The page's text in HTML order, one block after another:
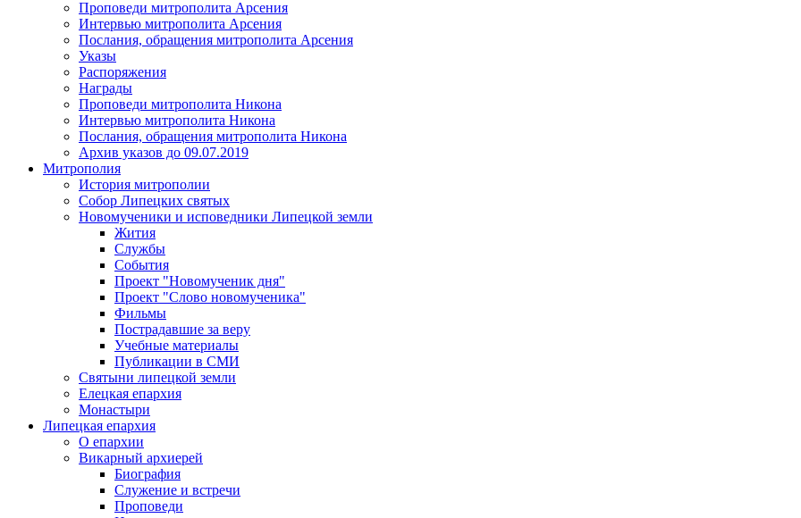
Проповеди митрополита Арсения
Интервью митрополита Арсения
Послания, обращения митрополита Арсения
Указы
Распоряжения
Награды
Проповеди митрополита Никона
Интервью митрополита Никона
Послания, обращения митрополита Никона
Архив указов до 09.07.2019
Митрополия
История митрополии
Собор Липецких святых
Новомученики и исповедники Липецкой земли
Жития
Службы
События
Проект "Новомученик дня"
Проект "Слово новомученика"
Фильмы
Пострадавшие за веру
Учебные материалы
Публикации в СМИ
Святыни липецкой земли
Елецкая епархия
Монастыри
Липецкая епархия
О епархии
Викарный архиерей
Биография
Служение и встречи
Проповеди